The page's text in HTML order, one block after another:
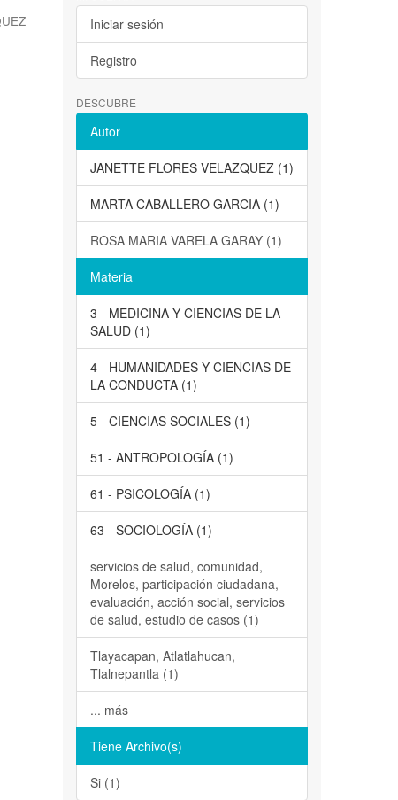
Iniciar sesión
Registro
DESCUBRE
Autor
JANETTE FLORES VELAZQUEZ (1)
MARTA CABALLERO GARCIA (1)
ROSA MARIA VARELA GARAY (1)
Materia
3 - MEDICINA Y CIENCIAS DE LA
SALUD (1)
4 - HUMANIDADES Y CIENCIAS DE
LA CONDUCTA (1)
5 - CIENCIAS SOCIALES (1)
51 - ANTROPOLOGÍA (1)
61 - PSICOLOGÍA (1)
63 - SOCIOLOGÍA (1)
servicios de salud, comunidad,
Morelos, participación ciudadana,
evaluación, acción social, servicios
de salud, estudio de casos (1)
Tlayacapan, Atlatlahucan,
Tlalnepantla (1)
... más
Tiene Archivo(s)
Si (1)